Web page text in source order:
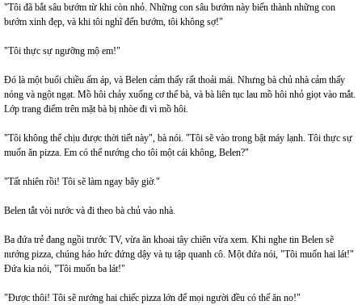
"Tôi đã bắt sâu bướm từ khi còn nhỏ. Những con sâu bướm này biến thành những con
bướm xinh đẹp, và khi tôi nghĩ đến bướm, tôi không sợ!"
"Tôi thực sự ngưỡng mộ em!"
Đó là một buổi chiều ấm áp, và Belen cảm thấy rất thoải mái. Nhưng bà chủ nhà cảm thấy
nóng và ngột ngạt. Mồ hôi chảy xuống cơ thể bà, và bà liên tục lau mồ hôi nhỏ giọt vào mắt.
Lớp trang điểm trên mặt bà bị nhòe đi vì mồ hôi.
"Tôi không thể chịu được thời tiết này", bà nói. "Tôi sẽ vào trong bật máy lạnh. Tôi thực sự
muốn ăn pizza. Em có thể nướng cho tôi một cái không, Belen?"
"Tất nhiên rồi! Tôi sẽ làm ngay bây giờ."
Belen tắt vòi nước và đi theo bà chủ vào nhà.
Ba đứa trẻ đang ngồi trước TV, vừa ăn khoai tây chiên vừa xem. Khi nghe tin Belen sẽ
nướng pizza, chúng háo hức đứng dậy và tụ tập quanh cô. Một đứa nói, "Tôi muốn hai lát!"
Đứa kia nói, "Tôi muốn ba lát!"
"Được thôi! Tôi sẽ nướng hai chiếc pizza lớn để mọi người đều có thể ăn no!"